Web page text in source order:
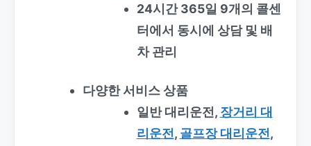
24시간 365일 9개의 콜센
터에서 동시에 상담 및 배
차 관리
다양한 서비스 상품
일반 대리운전, 장거리 대
리운전, 골프장 대리운전,